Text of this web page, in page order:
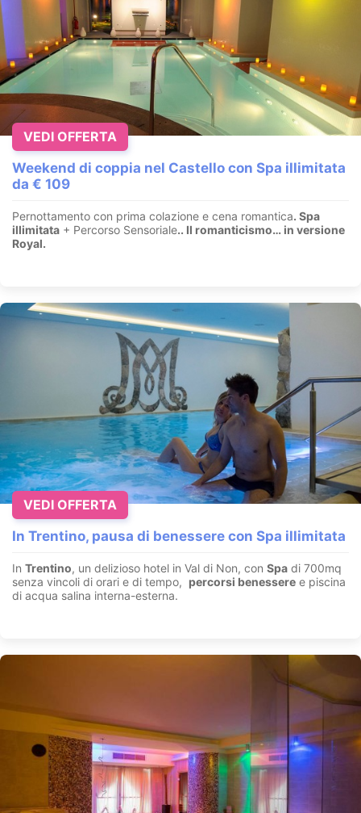
Weekend di coppia nel Castello con Spa illimitata
da € 109
Pernottamento con prima colazione e cena romantica. Spa
illimitata + Percorso Sensoriale.. Il romanticismo… in versione
Royal.
VEDI OFFERTA
In Trentino, pausa di benessere con Spa illimitata
In Trentino, un delizioso hotel in Val di Non, con Spa di 700mq
senza vincoli di orari e di tempo, percorsi benessere e piscina
di acqua salina interna-esterna.
VEDI OFFERTA